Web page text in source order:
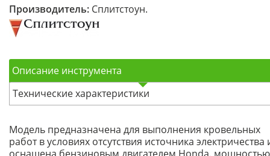
Производитель: Сплитстоун.
Описание инструмента
Технические характеристики
Модель предназначена для выполнения кровельных
работ в условиях отсутствия источника электричества